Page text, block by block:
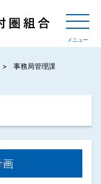
事務局管理課
画